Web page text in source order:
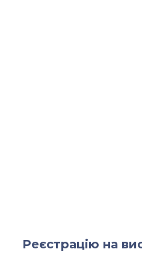
Реєстрацію на